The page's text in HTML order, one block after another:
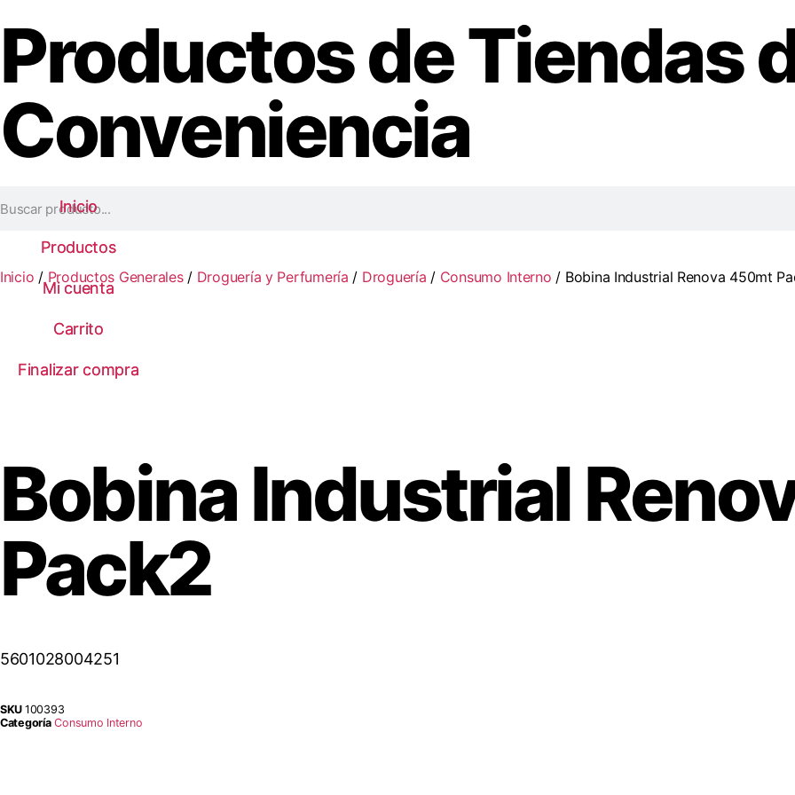
Productos de Tiendas
Conveniencia
Inicio
Productos
Mi cuenta
Carrito
Finalizar compra
Inicio
Productos
Mi cuenta
Carrito
Finalizar compra
Inicio / Productos Generales/ Droguería y Perfumería / Droguería / Consumo Interno / Bobina Industrial Renova 450mt
Bobina Industrial
Pack2
5601028004251
SKU 100393
Categoría Consumo Interno